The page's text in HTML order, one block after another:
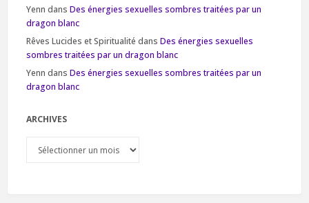
Yenn dans Des énergies sexuelles sombres traitées par un
dragon blanc
Rêves Lucides et Spiritualité dans Des énergies sexuelles
sombres traitées par un dragon blanc
Yenn dans Des énergies sexuelles sombres traitées par un
dragon blanc
ARCHIVES